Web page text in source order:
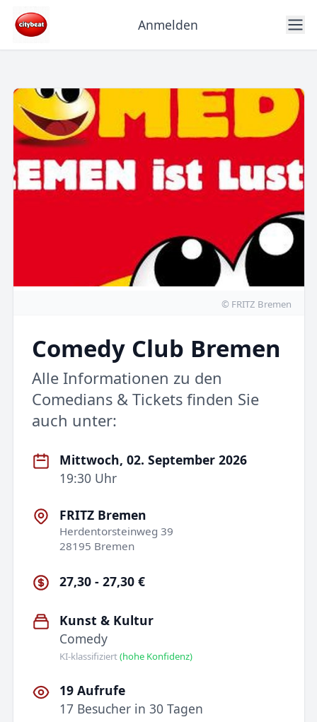
Anmelden
© FRITZ Bremen
Comedy Club Bremen
Alle Informationen zu den
Comedians & Tickets finden Sie
auch unter:
Mittwoch, 02. September 2026
19:30 Uhr
FRITZ Bremen
Herdentorsteinweg 39
28195 Bremen
27,30 - 27,30 €
Kunst & Kultur
Comedy
KI-klassifiziert(hohe Konfidenz)
19 Aufrufe
17 Besucher in 30 Tagen